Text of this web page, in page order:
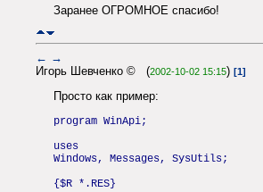
Заранее ОГРОМНОЕ спасибо!
← →
Игорь Шевченко © (2002-10-02 15:15) [1]
Просто как пример:
program WinApi;
uses
Windows, Messages, SysUtils;
{$R *.RES}